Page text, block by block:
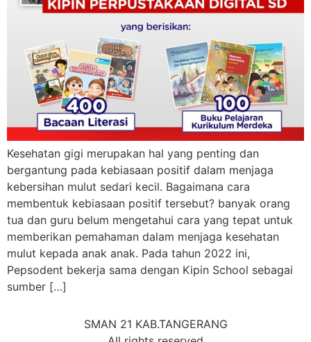
Kesehatan gigi merupakan hal yang penting dan
bergantung pada kebiasaan positif dalam menjaga
kebersihan mulut sedari kecil. Bagaimana cara
membentuk kebiasaan positif tersebut? banyak orang
tua dan guru belum mengetahui cara yang tepat untuk
memberikan pemahaman dalam menjaga kesehatan
mulut kepada anak anak. Pada tahun 2022 ini,
Pepsodent bekerja sama dengan Kipin School sebagai
sumber […]
SMAN 21 KAB.TANGERANG